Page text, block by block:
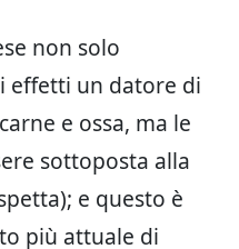
non solo
effetti un datore di
e ossa, ma le
sottoposta alla
e questo è
più attuale di